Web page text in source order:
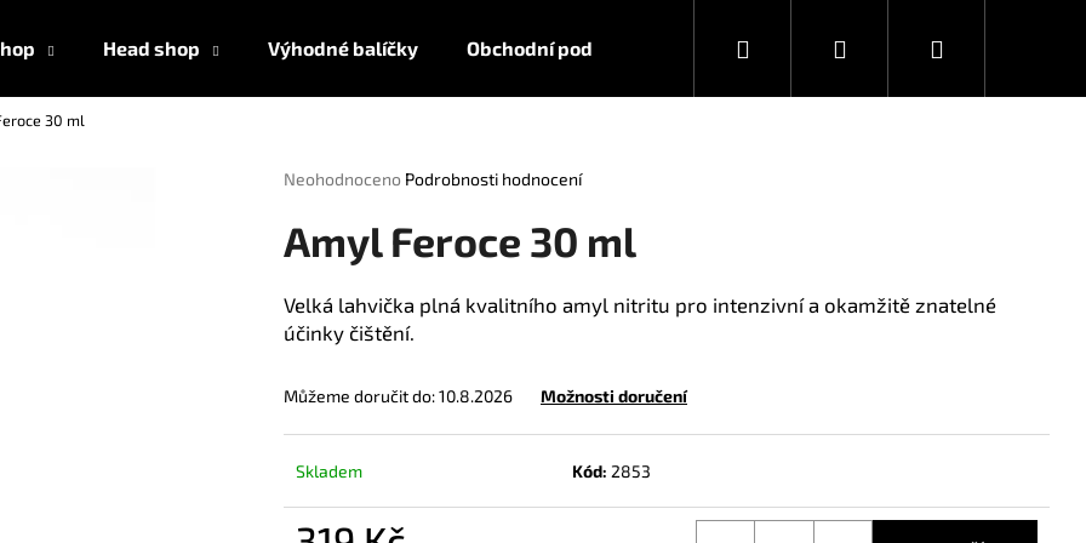
Head shop Výhodné balíčky Obchodní podmínky KontaktyHledat PřihlášeníNákupní
30 ml
Průměrné
produktu
je
5
hvězdiček.
Neohodnoceno Podrobnosti hodnocení
Amyl Feroce 30 ml
Velká lahvička plná kvalitního amyl nitritu pro intenzivní a okamžitě znatelné
účinky čištění.
Můžeme doručit do:10.8.2026 Možnosti doručení
Skladem Kód: 2853
Co potřebujete najít?
HLEDAT
AMSTERDAM ULTRA STRONG 10 ML